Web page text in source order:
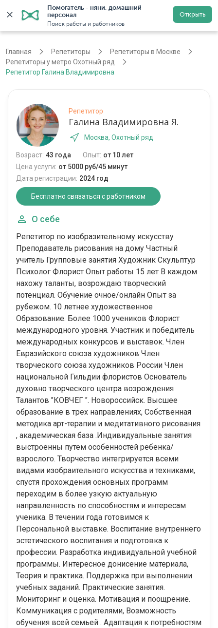
Помогатель - няни, домашний
персонал
Поиск работы и работников
Открыть
Регистрация
Главная Репетиторы
Репетиторы в Москве
Репетиторы у метро Охотный ряд
Репетитор Галина Владимировна
Репетитор
Галина Владимировна Я.
Москва, Охотный ряд
Возраст: 43 года Опыт: от 10 лет
Цена услуги: от 5000 руб/45 минут
Дата регистрации: 2024 год
Бесплатно связаться с работником
О себе
Репетитор по изобразительному искусству
Преподаватель рисования на дому Частный
учитель Групповые занятия Художник Скульптур
Психолог Флорист Опыт работы 15 лет В каждом
нахожу таланты, возрождаю творческий
потенциал. Обучение очное/онлайн Опыт за
рубежом. 10 летнее художественное
Образование. Более 1000 учеников Флорист
международного уровня. Участник и победитель
международных конкурсов и выставок. Член
Евразийского союза художников Член
творческого союза художников России Член
национальной Гильдии флористов Основатель
духовно творческого центра возрождения
Талантов "КОВЧЕГ ". Новороссийск. Высшее
образование в трех направлениях, Собственная
методика арт-терапии и медитативного рисования
, академическая база .Индивидуальные занятия
выстроенны путем особенностей ребенка/
взрослого. Творчество интегрируется всеми
видами изобраительного искусства и техниками,
спустя прохождения основных программ
переходим в более узкую актуальную
направленность по способностям и интересам
ученика. В течении года готовимся к
Персональной выставке. Воспитание внутреннего
эстетического воспитания и подготовка к
профессии. Разработка индивидуальной учебной
программы. Интересное донисение материала,
Теория и практика. Поддержка при выполнении
учебных заданий. Практические занятия.
Мониторинг и оценка. Мотивация и поощрение.
Коммуникация с родителями, Возможность
обучения всей семьей . Адаптация к потребностям